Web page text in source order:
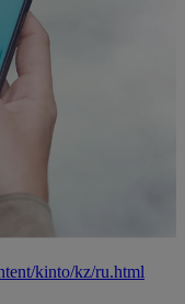
kinto/kz/ru.html